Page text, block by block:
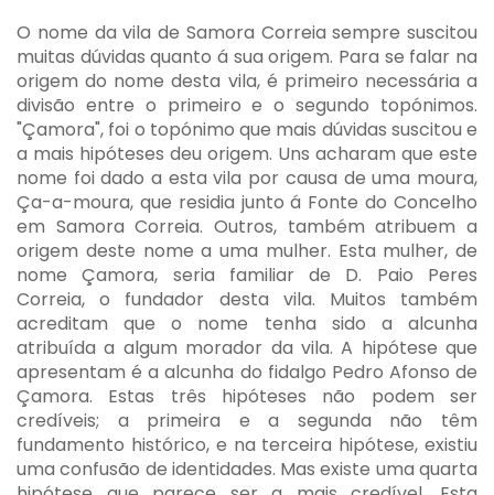
O nome da vila de Samora Correia sempre suscitou
muitas dúvidas quanto á sua origem. Para se falar na
origem do nome desta vila, é primeiro necessária a
divisão entre o primeiro e o segundo topónimos.
"Çamora", foi o topónimo que mais dúvidas suscitou e
a mais hipóteses deu origem. Uns acharam que este
nome foi dado a esta vila por causa de uma moura,
Ça-a-moura, que residia junto á Fonte do Concelho
em Samora Correia. Outros, também atribuem a
origem deste nome a uma mulher. Esta mulher, de
nome Çamora, seria familiar de D. Paio Peres
Correia, o fundador desta vila. Muitos também
acreditam que o nome tenha sido a alcunha
atribuída a algum morador da vila. A hipótese que
apresentam é a alcunha do fidalgo Pedro Afonso de
Çamora. Estas três hipóteses não podem ser
credíveis; a primeira e a segunda não têm
fundamento histórico, e na terceira hipótese, existiu
uma confusão de identidades. Mas existe uma quarta